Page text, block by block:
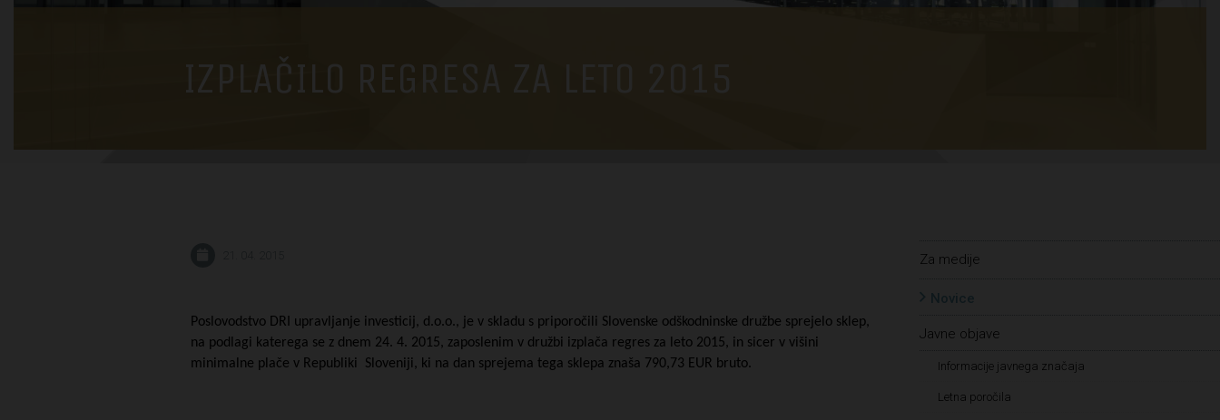
IZPLAČILO REGRESA ZA LETO 2015
Poslovodstvo DRI upravljanje investicij, d.o.o., je v skladu s priporočili Slovenske odškodninske družbe sprejelo sklep,
na podlagi katerega se z dnem 24. 4. 2015, zaposlenim v družbi izplača regres za leto 2015, in sicer v višini
minimalne plače v Republiki Sloveniji, ki na dan sprejema tega sklepa znaša 790,73 EUR bruto.
Za medije
Novice
Javne objave
Informacije javnega značaja
Letna poročila